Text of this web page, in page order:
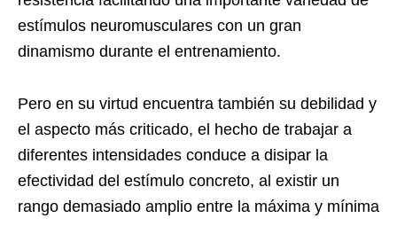
estímulos neuromusculares con un gran
dinamismo durante el entrenamiento.
Pero en su virtud encuentra también su debilidad y
el aspecto más criticado, el hecho de trabajar a
diferentes intensidades conduce a disipar la
efectividad del estímulo concreto, al existir un
rango demasiado amplio entre la máxima y mínima